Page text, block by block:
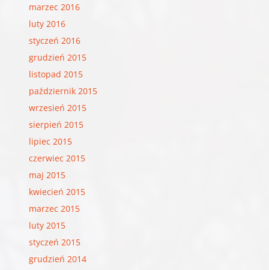
marzec 2016
luty 2016
styczeń 2016
grudzień 2015
listopad 2015
październik 2015
wrzesień 2015
sierpień 2015
lipiec 2015
czerwiec 2015
maj 2015
kwiecień 2015
marzec 2015
luty 2015
styczeń 2015
grudzień 2014